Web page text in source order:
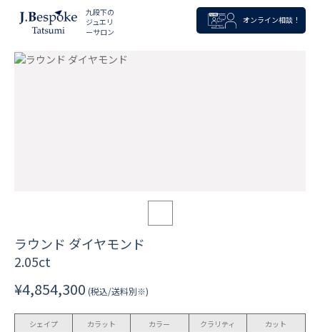
九段下の
ジュエリ
ーサロン
オンライン相談！
ラウンド ダイヤモンド
2.05ct
¥4,854,300 (税込/送料別※)
シェイプ カラット カラー クラリティ カット